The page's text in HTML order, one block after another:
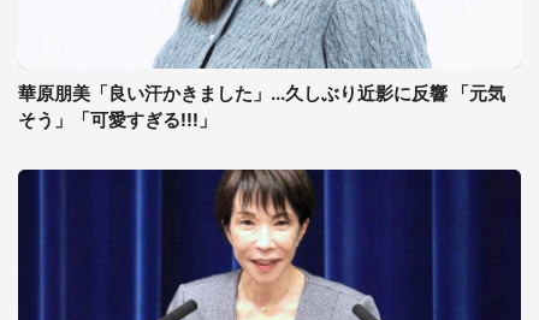
華原朋美「良い汗かきました」...久しぶり近影に反響 「元気
そう」「可愛すぎる!!!」